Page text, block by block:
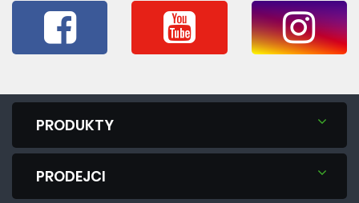
PRODUKTY
PRODEJCI